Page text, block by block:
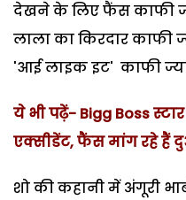
देखने के लिए फैंस काफी
लाला का किरदार काफी
'आई लाइक इट' काफी
ये भी पढ़ें- Bigg Boss
एक्सीडेंट, फैंस मांग रहे हैं
शो की कहानी में अंगूरी